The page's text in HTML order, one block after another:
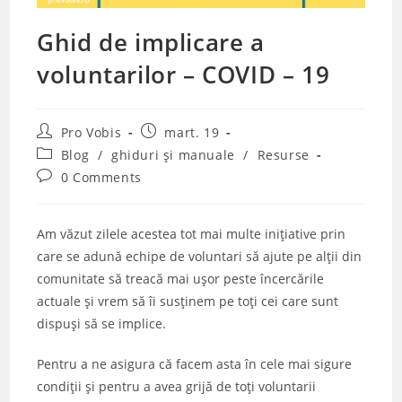
Ghid de implicare a
voluntarilor – COVID – 19
Post
author:
Pro Vobis
Post
published:
mart. 19
Post
category:
Blog / ghiduri și manuale /
Resurse
Post0 Comments
Am văzut zilele acestea tot mai multe inițiative prin
care se adună echipe de voluntari să ajute pe alții din
comunitate să treacă mai ușor peste încercările
actuale și vrem să îi susținem pe toți cei care sunt
dispuși să se implice.
Pentru a ne asigura că facem asta în cele mai sigure
condiții și pentru a avea grijă de toți voluntarii